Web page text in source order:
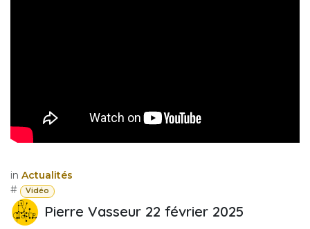
in Actualités
#
Vidéo
Pierre Vasseur 22 février 2025